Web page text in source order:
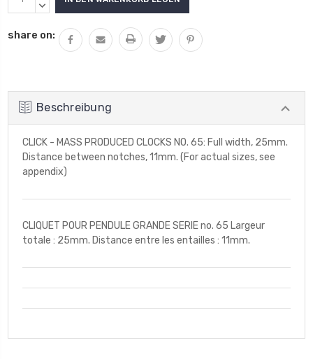
Lagerbestand:
VON
ERHÖHEN
MENGE
UNDEFINED
VERRINGERN
share on:
Beschreibung
CLICK - MASS PRODUCED CLOCKS NO. 65: Full width, 25mm.
Distance between notches, 11mm. (For actual sizes, see
appendix)
CLIQUET POUR PENDULE GRANDE SERIE no. 65 Largeur
totale : 25mm. Distance entre les entailles : 11mm.